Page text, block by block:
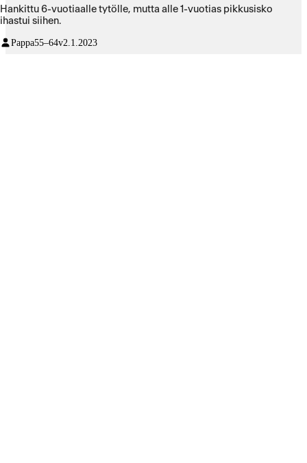
Hankittu 6-vuotiaalle tytölle, mutta alle 1-vuotias pikkusisko
ihastui siihen.
Pappa55–64v2.1.2023